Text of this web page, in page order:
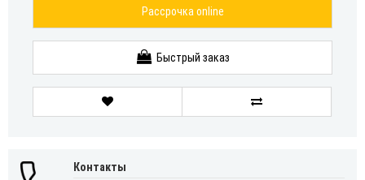
Рассрочка online
Быстрый заказ
Контакты